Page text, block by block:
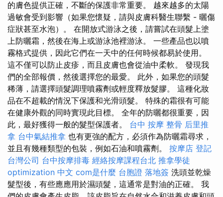
的膚色提供正確，不斷的保護非常重要。 越來越多的太陽
過敏會受到影響（如果您懷疑，請與皮膚科醫生聯繫 - 曬傷
症狀甚至水泡）。 在開放式游泳之後，請嘗試在頭髮上塗
上防曬霜，然後在海上或游泳池裡游泳。 一些產品也以噴
霧格式提供，因此它們在一天中的任何時候都易於使用。
這不僅可以防止皮疹，而且皮膚也會從油中柔軟。 發現我
們的全部報價，然後選擇您的最愛。 此外，如果您的頭髮
稀薄，請選擇頭髮調理噴霧劑或輕度釋放髮膠。 這種化妝
品在不超載的情況下保護和光滑頭髮。 特殊的霜很有可能
在健康外觀的同時實現此目標。 全年的防曬都很重要，因
此，最好獲得一般的髮型保護者。 台中 按摩 整骨 后里推
拿 台中氣結推拿 也有更強的配方，必須作為防曬霜尋求，
並且有幾種類型的包裝，例如石油和噴霧劑。 按摩店 登記
台灣公司 台中按摩排毒 經絡按摩課程台北 推拿學徒
optimization 中文 com是什麼 台胞證 落地簽 洗頭並乾燥
髮型後，有些應應用於濕頭髮，這通常是對油的正確。 我